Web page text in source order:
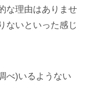
な理由はありませ
ないといった感じ
べ)いるようない